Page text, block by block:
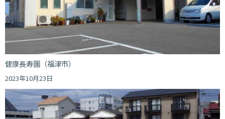
健康長寿園（福津市）
2023年10月23日